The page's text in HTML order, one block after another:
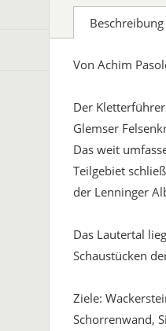
Beschreibung
Von Achim
Der
Glemser
Das weit
Teilgebiet
der Lenninger
Das Lautertal
Schaustücken
Ziele:
Schorrenwand,